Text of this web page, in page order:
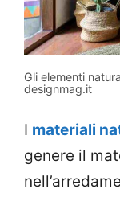
Gli elementi
designmag.it
I materiali
genere il